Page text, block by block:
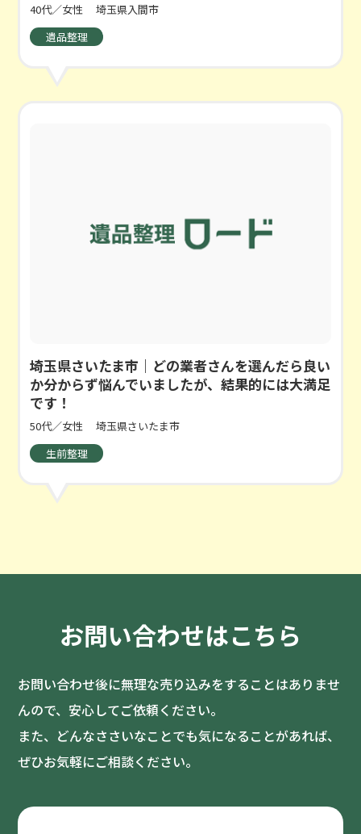
40代／女性
埼玉県入間市
遺品整理
埼玉県さいたま市｜どの業者さんを選んだら良い
か分からず悩んでいましたが、結果的には大満足
です！
50代／女性
埼玉県さいたま市
生前整理
お問い合わせはこちら
お問い合わせ後に無理な売り込みをすることはありませ
んので、安心してご依頼ください。
また、どんなささいなことでも気になることがあれば、
ぜひお気軽にご相談ください。